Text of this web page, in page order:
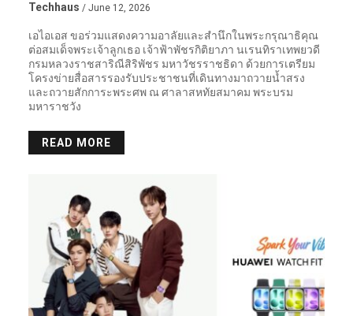
Techhaus / June 12, 2026
เอไอเอส ขอร่วมแสดงความอาลัยและสำนึกในพระกรุณาธิคุณ
ต่อสมเด็จพระเจ้าลูกเธอ เจ้าฟ้าพัชรกิติยาภา นเรนทิราเทพยวดี
กรมหลวงราชสาริณีสิริพัชร มหาวัชรราชธิดา ด้วยการเตรียม
โครงข่ายสื่อสารรองรับประชาชนที่เดินทางมาถวายน้ำสรง
และถวายสักการะพระศพ ณ ศาลาสหทัยสมาคม พระบรม
มหาราชวัง
READ MORE